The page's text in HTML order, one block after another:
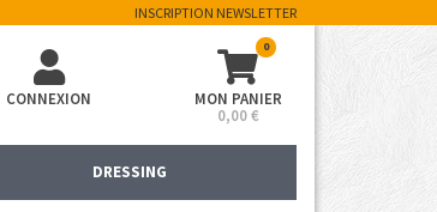
INSCRIPTION NEWSLETTER
CONNEXION
0
MON PANIER
0,00 €
DRESSING